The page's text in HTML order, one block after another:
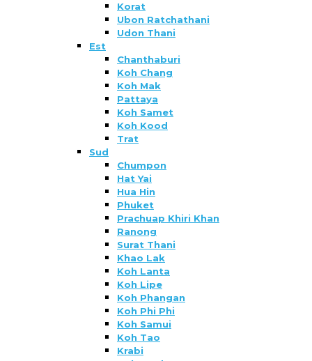
Korat
Ubon Ratchathani
Udon Thani
Est
Chanthaburi
Koh Chang
Koh Mak
Pattaya
Koh Samet
Koh Kood
Trat
Sud
Chumpon
Hat Yai
Hua Hin
Phuket
Prachuap Khiri Khan
Ranong
Surat Thani
Khao Lak
Koh Lanta
Koh Lipe
Koh Phangan
Koh Phi Phi
Koh Samui
Koh Tao
Krabi